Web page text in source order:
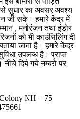
सुधार का अवसर अवश्य
जी सके। हमारे केंद्र में
, मनोरंजन तथा इंडोर
को भी काउंसिलिंग दी
जाता है। हमारे केंद्र
उपलब्ध है। प्राप्त
दिये गये नम्बरो पर
NH – 75